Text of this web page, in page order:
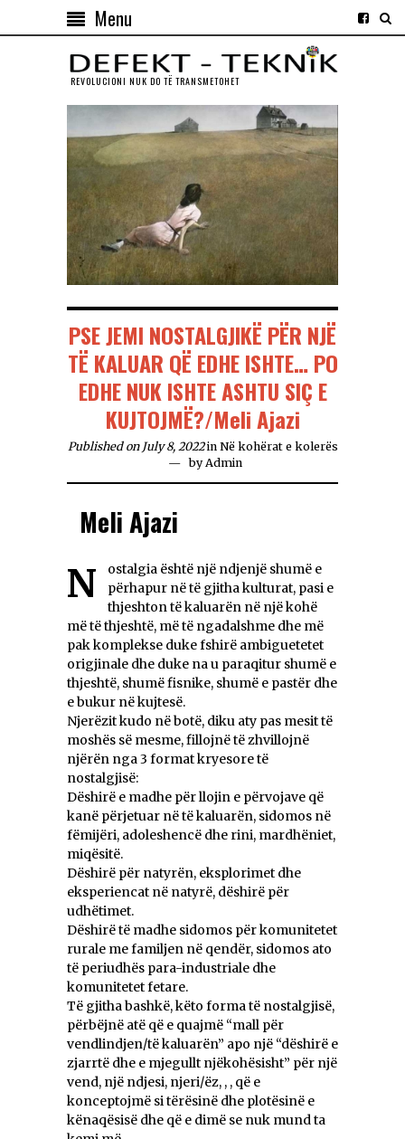
Menu
REVOLUCIONI NUK DO TЁ TRANSMETOHET
PSE JEMI NOSTALGJIKË PËR NJË
TË KALUAR QË EDHE ISHTE… PO
EDHE NUK ISHTE ASHTU SIÇ E
KUJTOJMË?/Meli Ajazi
Published on July 8, 2022 in Në kohërat e kolerës
byAdmin
Meli Ajazi
Nostalgia është një ndjenjë shumë e
përhapur në të gjitha kulturat, pasi e
thjeshton të kaluarën në një kohë
më të thjeshtë, më të ngadalshme dhe më
pak komplekse duke fshirë ambiguetetet
origjinale dhe duke na u paraqitur shumë e
thjeshtë, shumë fisnike, shumë e pastër dhe
e bukur në kujtesë.
Njerëzit kudo në botë, diku aty pas mesit të
moshës së mesme, fillojnë të zhvillojnë
njërën nga 3 format kryesore të
nostalgjisë:
Dëshirë e madhe për llojin e përvojave që
kanë përjetuar në të kaluarën, sidomos në
fëmijëri, adoleshencë dhe rini, mardhëniet,
miqësitë.
Dëshirë për natyrën, eksplorimet dhe
eksperiencat në natyrë, dëshirë për
udhëtimet.
Dëshirë të madhe sidomos për komunitetet
rurale me familjen në qendër, sidomos ato
të periudhës para-industriale dhe
komunitetet fetare.
Të gjitha bashkë, këto forma të nostalgjisë,
përbëjnë atë që e quajmë “mall për
vendlindjen/të kaluarën” apo një “dëshirë e
zjarrtë dhe e mjegullt njëkohësisht” për një
vend, një ndjesi, njeri/ëz, , , që e
konceptojmë si tërësinë dhe plotësinë e
kënaqësisë dhe që e dimë se nuk mund ta